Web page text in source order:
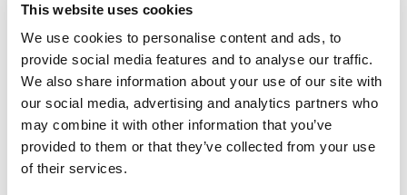
This website uses cookies
We use cookies to personalise content and ads, to
provide social media features and to analyse our traffic.
We also share information about your use of our site with
our social media, advertising and analytics partners who
may combine it with other information that you’ve
provided to them or that they’ve collected from your use
of their services.
Tous lescrimes de
antisémitisme ne sont pas signalés ou
enregistrés. Tous lesincidentsne sont
pas considérés comme des crimes, en
particulierdans lesécoles, de sorte que
les statistiques nationales sur